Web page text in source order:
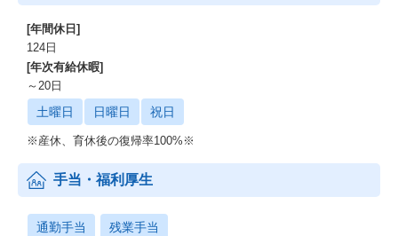
また、新たに公開されたAIエージェントは
性能や操作感を適宜検証し必要に応じて操作環境を提供していき
ますので、
最新のAIエージェントを操作いただくことも可能です。
人財の創造を重視するAKKODiSの企業理念に基づき、
[年間休日]
124日
[年次有給休暇]
～20日
土曜日 日曜日 祝日
※産休、育休後の復帰率100%※
手当・福利厚生
通勤手当 残業手当